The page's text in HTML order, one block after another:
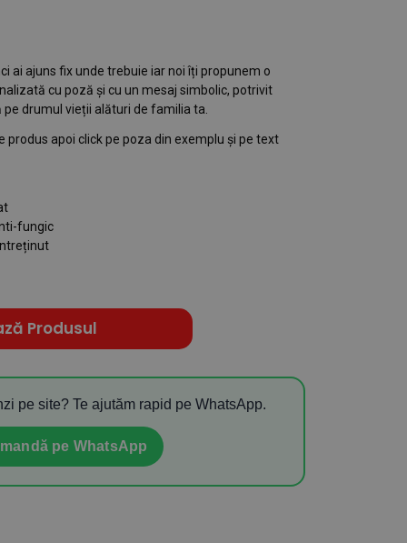
ai ajuns fix unde trebuie iar noi îți propunem o
cu poză și cu un mesaj simbolic, potrivit
drumul vieții alături de familia ta.
apoi click pe poza din exemplu și pe text
fungic
Produsul
pe site? Te ajutăm rapid pe WhatsApp.
pe WhatsApp